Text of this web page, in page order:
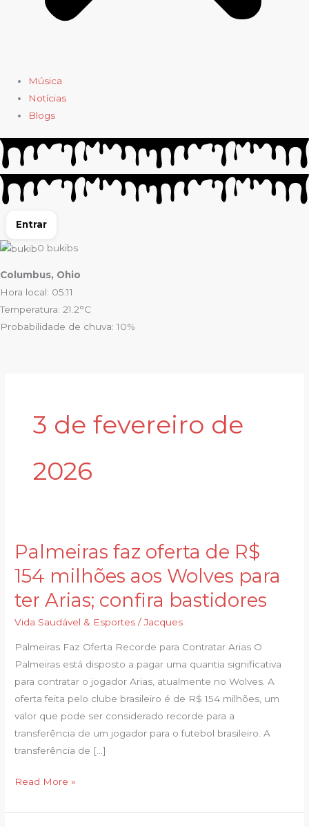
Música
Notícias
Blogs
Entrar
0 bukibs
Columbus, Ohio
Hora local: 05:11
Temperatura: 21.2°C
Probabilidade de chuva: 10%
3 de fevereiro de
2026
Palmeiras faz oferta de R$
154 milhões aos Wolves para
ter Arias; confira bastidores
Vida Saudável & Esportes /Jacques
Palmeiras Faz Oferta Recorde para Contratar Arias O
Palmeiras está disposto a pagar uma quantia significativa
para contratar o jogador Arias, atualmente no Wolves. A
oferta feita pelo clube brasileiro é de R$ 154 milhões, um
valor que pode ser considerado recorde para a
transferência de um jogador para o futebol brasileiro. A
transferência de […]
Palmeiras
oferta
de
R$
milhões
aos
Wolves
para
ter
Arias;
confira
Read More »